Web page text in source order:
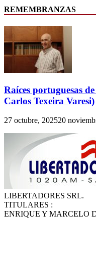
REMEMBRANZAS
Raíces portuguesas
Carlos Texeira Varesi)
27 octubre, 202520
LIBERTADORES SRL.
TITULARES :
ENRIQUE Y MARCELO